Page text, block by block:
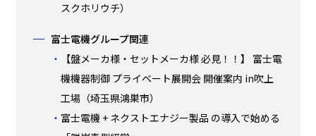
スクホリウチ）
富士電機グループ関連
【盤メーカ様・セットメーカ様 必見！！】 富士電
機機器制御 プライベート展開会 開催案内 in吹上
工場（埼玉県鴻巣市）
富士電機 + ネクストエナジー製品 の導入で始める